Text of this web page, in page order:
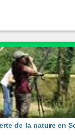
de la nature en